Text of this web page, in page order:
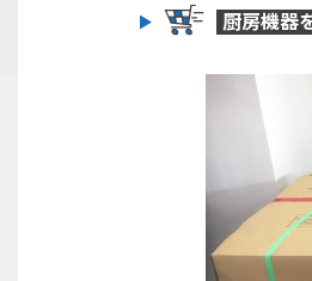
厨房機器